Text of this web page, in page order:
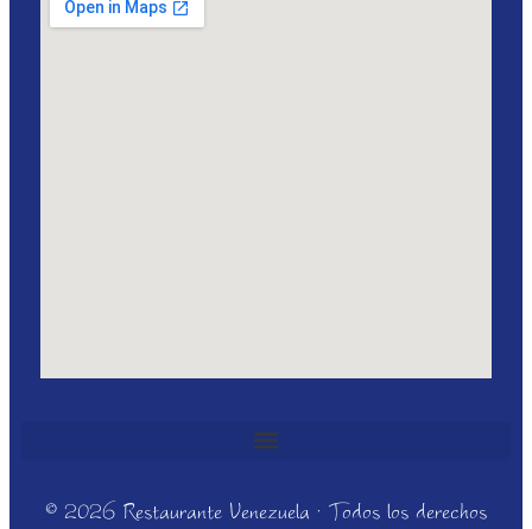
© 2026 Restaurante Venezuela · Todos los derechos